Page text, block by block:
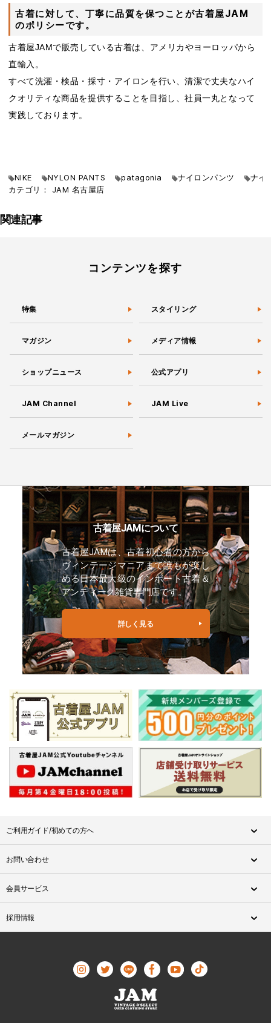
古着に対して、丁寧に品質を保つことが古着屋JAM
のポリシーです。
古着屋JAMで販売している古着は、アメリカやヨーロッパから
直輸入。
すべて洗濯・検品・採寸・アイロンを行い、清潔で丈夫なハイ
クオリティな商品を提供することを目指し、社員一丸となって
実践しております。
NIKE NYLON PANTS patagonia ナイロンパンツ
ナイ
カテゴリ： JAM 名古屋店
関連記事
コンテンツを探す
特集 スタイリング
マガジン メディア情報
ショップニュース 公式アプリ
JAM Channel JAM Live
メールマガジン
古着屋JAMについて
古着屋JAMは、古着初心者の方から
ヴィンテージマニアまで誰もが楽し
める日本最大級のインポート古着＆
アンティーク雑貨専門店です。
詳しく見る
ご利用ガイド/初めての方へ
お問い合わせ
会員サービス
採用情報